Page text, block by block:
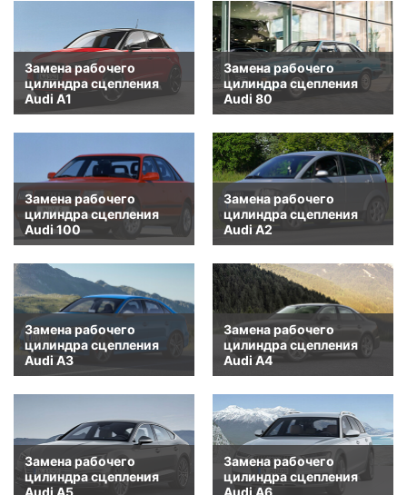
Замена рабочего
цилиндра сцепления
Audi A1
Замена рабочего
цилиндра сцепления
Audi 80
Замена рабочего
цилиндра сцепления
Audi 100
Замена рабочего
цилиндра сцепления
Audi A2
Замена рабочего
цилиндра сцепления
Audi A3
Замена рабочего
цилиндра сцепления
Audi A4
Замена рабочего
цилиндра сцепления
Audi A5
Замена рабочего
цилиндра сцепления
Audi A6